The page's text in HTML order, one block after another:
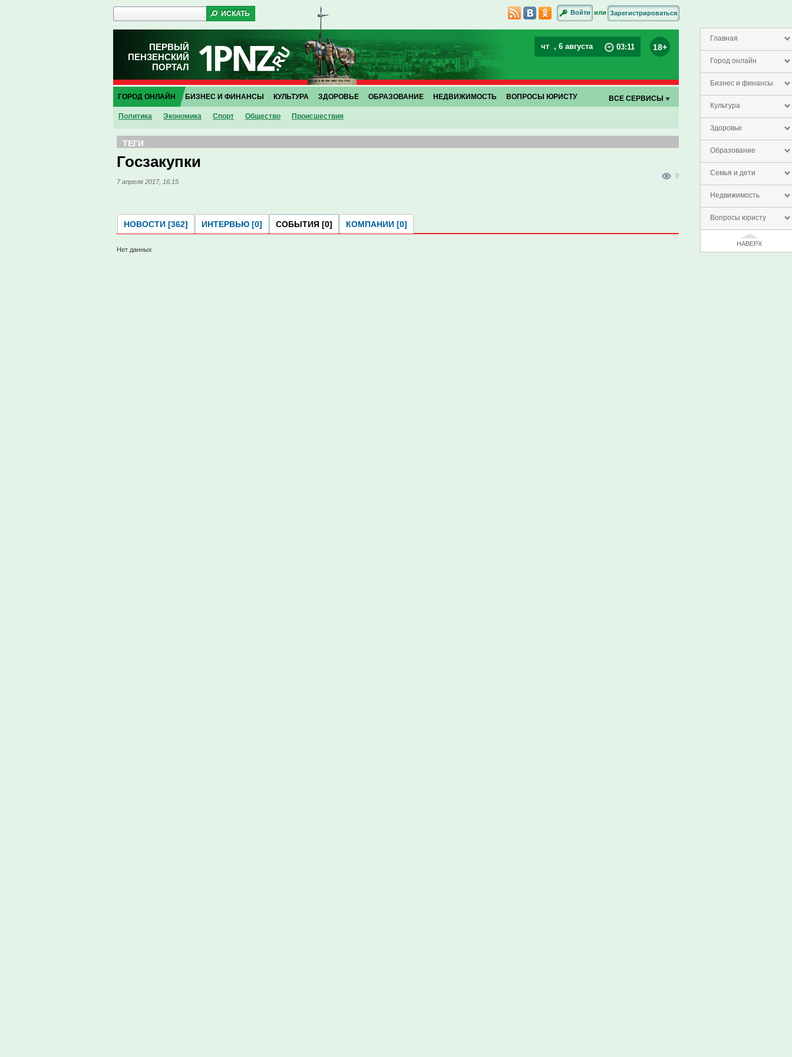
Главная
Город онлайн
Бизнес и финансы
Культура
Здоровье
Образование
Семья и дети
Недвижимость
Вопросы юристу
НАВЕРХ
Войти или Зарегистрироваться
ПЕРВЫЙ
ПЕНЗЕНСКИЙ
ПОРТАЛ
чт , 6 августа 03:11 18+
ГОРОД ОНЛАЙН
Политика Экономика Спорт Общество Проиcшествия
БИЗНЕС И ФИНАНСЫ КУЛЬТУРА ЗДОРОВЬЕ ОБРАЗОВАНИЕ НЕДВИЖИМОСТЬ ВОПРОСЫ ЮРИСТУ ВСЕ СЕРВИСЫ
ТЕГИ
Госзакупки
7 апреля 2017, 16:15
0
НОВОСТИ [362] ИНТЕРВЬЮ [0] СОБЫТИЯ [0] КОМПАНИИ [0]
Нет данных